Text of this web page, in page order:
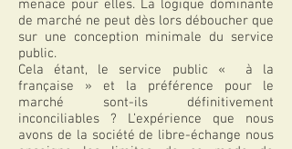
menace pour elles. La logique dominante
de marché ne peut dès lors déboucher que
sur une conception minimale du service
public.
Cela étant, le service public « à la
française » et la préférence pour le
marché sont-ils définitivement
inconciliables ? L’expérience que nous
avons de la société de libre-échange nous